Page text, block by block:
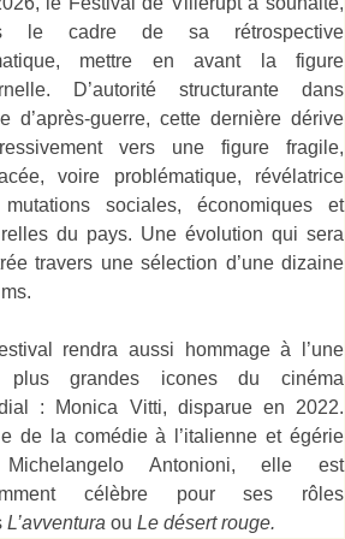
le cadre de sa rétrospective
mettre en avant la figure
D’autorité structurante dans
d’après-guerre, cette dernière dérive
vers une figure fragile,
voire problématique, révélatrice
sociales, économiques et
du pays. Une évolution qui sera
travers une sélection d’une dizaine
rendra aussi hommage à l’une
plus grandes icones du cinéma
: Monica Vitti, disparue en 2022.
de la comédie à l’italienne et égérie
Antonioni, elle est
célèbre pour ses rôles
L’avventura ou Le désert rouge.